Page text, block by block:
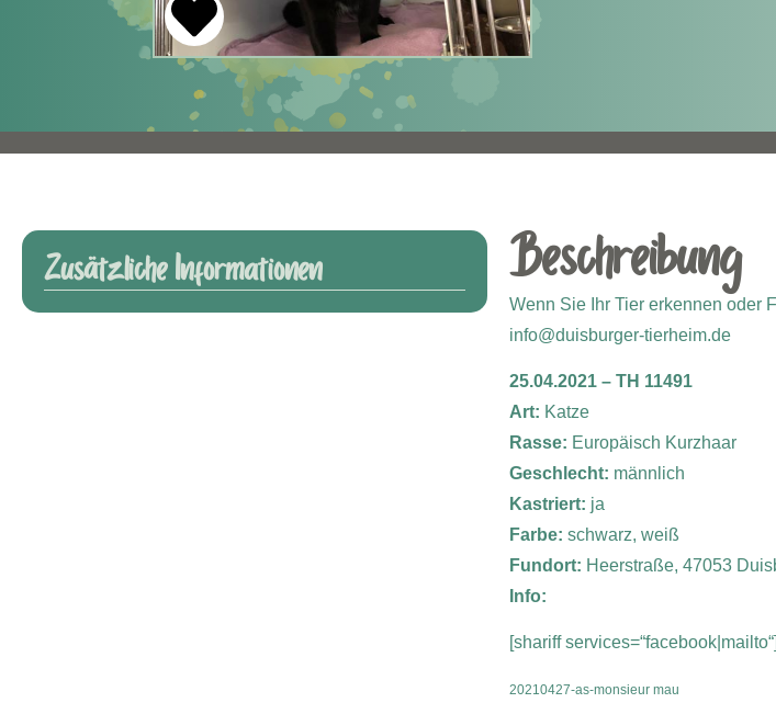
Zusätzliche Informationen Beschreibung
Wenn Sie Ihr Tier erkennen oder
info@duisburger-tierheim.de
25.04.2021 – TH 11491
Art: Katze
Rasse: Europäisch Kurzhaar
Geschlecht: männlich
Kastriert: ja
Farbe: schwarz, weiß
Fundort: Heerstraße, 47053
Info:
[shariff services=“facebook|mailto“]
20210427-as-monsieur mau